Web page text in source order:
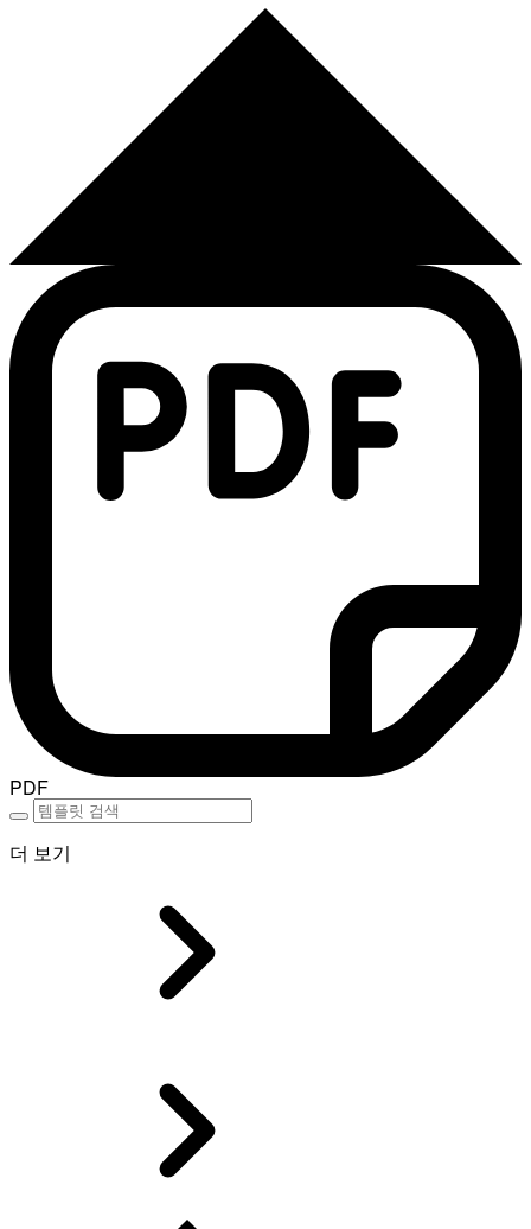
PDF
더 보기